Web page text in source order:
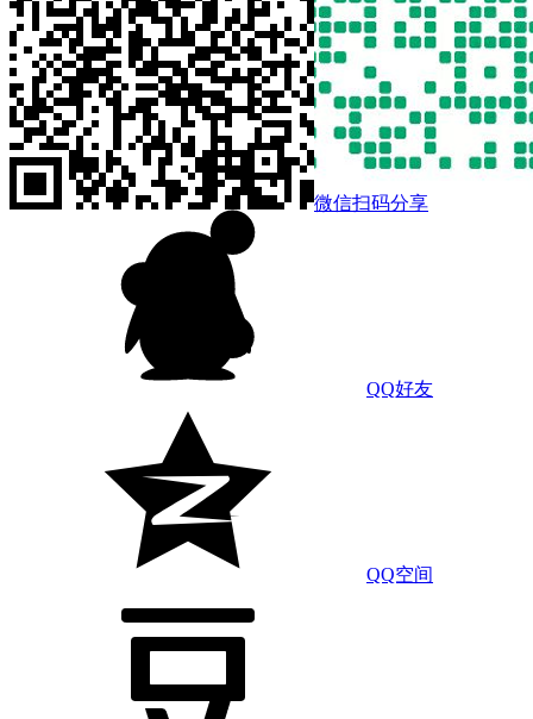
微信扫码分享
QQ好友
QQ空间